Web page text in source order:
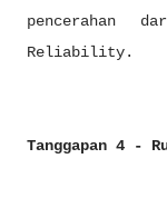
pencerahan
Reliability.
Tanggapan 4 -